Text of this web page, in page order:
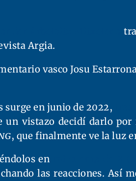
Argia.
vasco Josu
en junio de 2022,
un vistazo decidí darlo
, que finalmente ve la luz
en
las reacciones. Así